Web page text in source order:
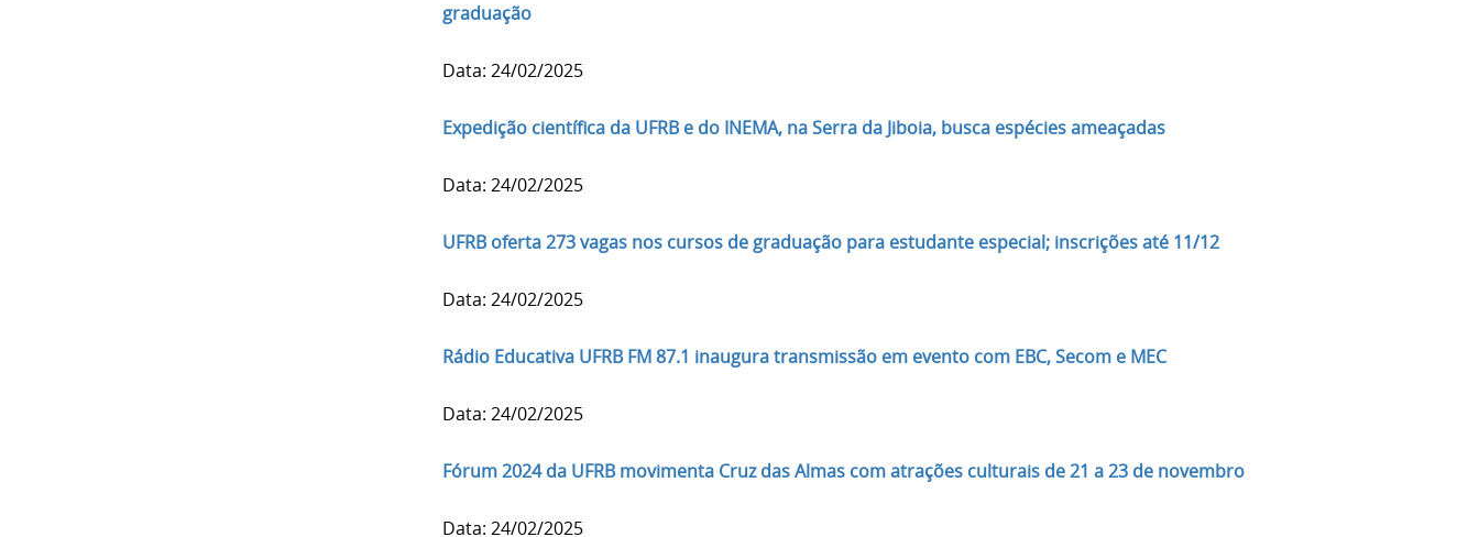
graduação
Data: 24/02/2025
Expedição científica da UFRB e do INEMA, na Serra da Jiboia, busca espécies ameaçadas
Data: 24/02/2025
UFRB oferta 273 vagas nos cursos de graduação para estudante especial; inscrições até 11/12
Data: 24/02/2025
Rádio Educativa UFRB FM 87.1 inaugura transmissão em evento com EBC, Secom e MEC
Data: 24/02/2025
Fórum 2024 da UFRB movimenta Cruz das Almas com atrações culturais de 21 a 23 de novembro
Data: 24/02/2025